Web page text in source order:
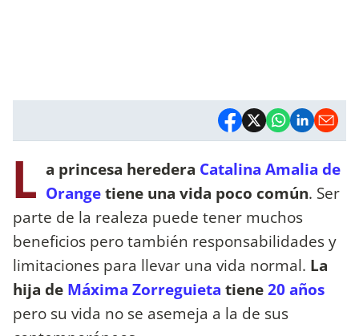
L a princesa heredera Catalina Amalia de
Orangetiene una vida poco común. Ser
parte de la realeza puede tener muchos
beneficios pero también responsabilidades y
limitaciones para llevar una vida normal. La
hija de Máxima Zorreguieta tiene20 años
pero su vida no se asemeja a la de sus